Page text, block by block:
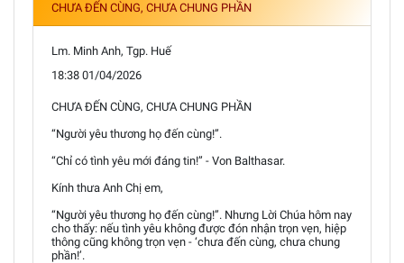
CHƯA ĐẾN CÙNG, CHƯA CHUNG PHẦN
Lm. Minh Anh, Tgp. Huế
18:38 01/04/2026
CHƯA ĐẾN CÙNG, CHƯA CHUNG PHẦN
“Người yêu thương họ đến cùng!”.
“Chỉ có tình yêu mới đáng tin!” - Von Balthasar.
Kính thưa Anh Chị em,
“Người yêu thương họ đến cùng!”. Nhưng Lời Chúa hôm nay
cho thấy: nếu tình yêu không được đón nhận trọn vẹn, hiệp
thông cũng không trọn vẹn - ‘chưa đến cùng, chưa chung
phần!’.